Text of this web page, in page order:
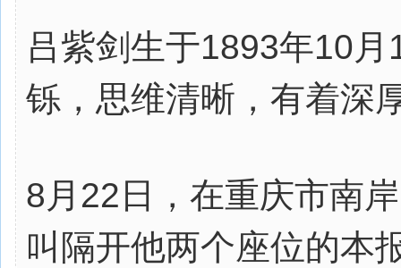
吕紫剑生于1893年10
铄，思维清晰，有着深
8月22日，在重庆市南
叫隔开他两个座位的本